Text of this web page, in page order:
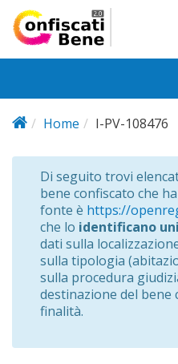
Salta al contenuto principale
Home
I-PV-108476
Di seguito trovi
bene confiscato che
fonte è https://
che lo identificano
dati sulla
sulla tipologia
sulla procedura
destinazione del bene
finalità.